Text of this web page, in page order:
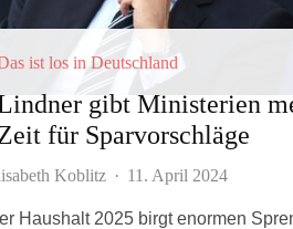
ist los in Deutschland
gibt Ministerien
für Sparvorschläge
Koblitz · 11. April 2024
Haushalt 2025 birgt enormen